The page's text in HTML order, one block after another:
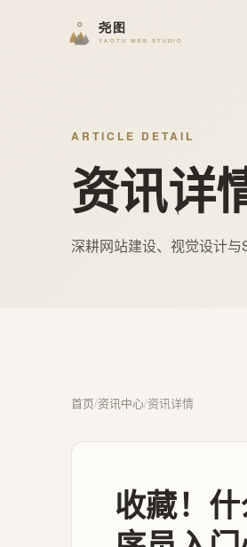
ARTICLE DETAIL
资讯详
深耕网站建设、视觉设计与
首页/资讯中心/资讯详情
收藏！